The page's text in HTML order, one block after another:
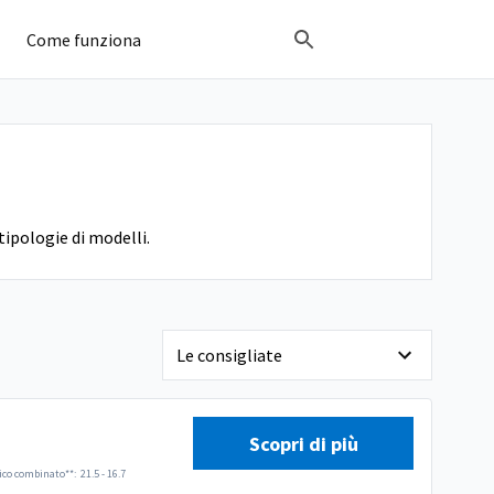
Come funziona
di modelli.
combinato**: 21.5 - 16.7
Scopri di più